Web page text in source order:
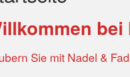
bei
Sie mit Nadel &